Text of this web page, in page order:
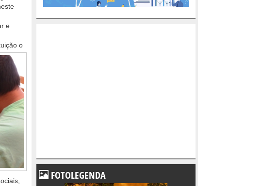
e
o
FOTOLEGENDA